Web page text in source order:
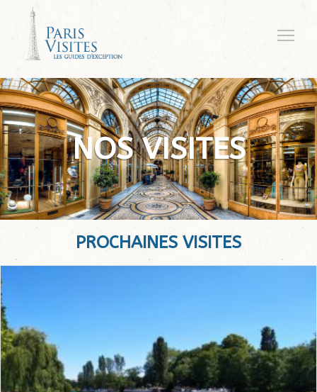
NOS VISITES
PROCHAINES VISITES